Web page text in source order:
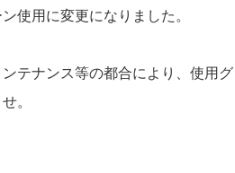
使用に変更になりました。
テナンス等の都合により、使用
。